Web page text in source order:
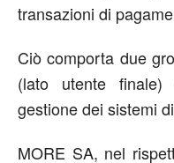
transazioni di
Ciò comporta due
(lato utente
gestione dei sistemi
MORE SA, nel